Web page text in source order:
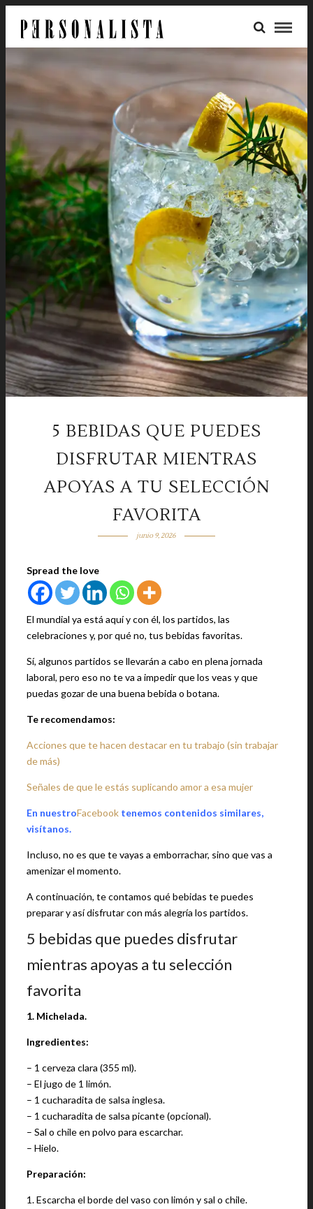
5 BEBIDAS QUE PUEDES
DISFRUTAR MIENTRAS
APOYAS A TU SELECCIÓN
FAVORITA
junio 9, 2026
Spread the love
El mundial ya está aquí y con él, los partidos, las
celebraciones y, por qué no, tus bebidas favoritas.
Sí, algunos partidos se llevarán a cabo en plena jornada
laboral, pero eso no te va a impedir que los veas y que
puedas gozar de una buena bebida o botana.
Te recomendamos:
Acciones que te hacen destacar en tu trabajo (sin trabajar
de más)
Señales de que le estás suplicando amor a esa mujer
En nuestroFacebook tenemos contenidos similares,
visítanos.
Incluso, no es que te vayas a emborrachar, sino que vas a
amenizar el momento.
A continuación, te contamos qué bebidas te puedes
preparar y así disfrutar con más alegría los partidos.
5 bebidas que puedes disfrutar
mientras apoyas a tu selección
favorita
1. Michelada.
Ingredientes:
– 1 cerveza clara (355 ml).
– El jugo de 1 limón.
– 1 cucharadita de salsa inglesa.
– 1 cucharadita de salsa picante (opcional).
– Sal o chile en polvo para escarchar.
– Hielo.
Preparación:
1. Escarcha el borde del vaso con limón y sal o chile.